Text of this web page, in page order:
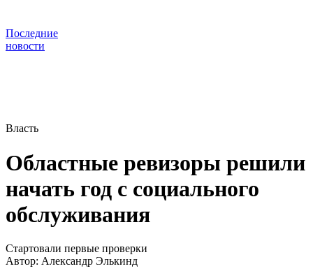
Последние
новости
Власть
Областные ревизоры решили
начать год с социального
обслуживания
Стартовали первые проверки
Автор: Александр Элькинд